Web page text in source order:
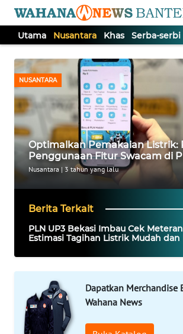
Utama Nusantara Khas Serba-serbi
NUSANTARA
Optimalkan Pemakaian Listrik:
Penggunaan Fitur Swacam di
Nusantara | 3 tahun yang lalu
Berita Terkait
PLN UP3 Bekasi Imbau Cek
Estimasi Tagihan Listrik Mudah dan
Dapatkan Merchandise
Wahana News
TV
Tutup
UTAMA
NUSANTARA
KHAS
SERBA-
INDEKS
BERITA